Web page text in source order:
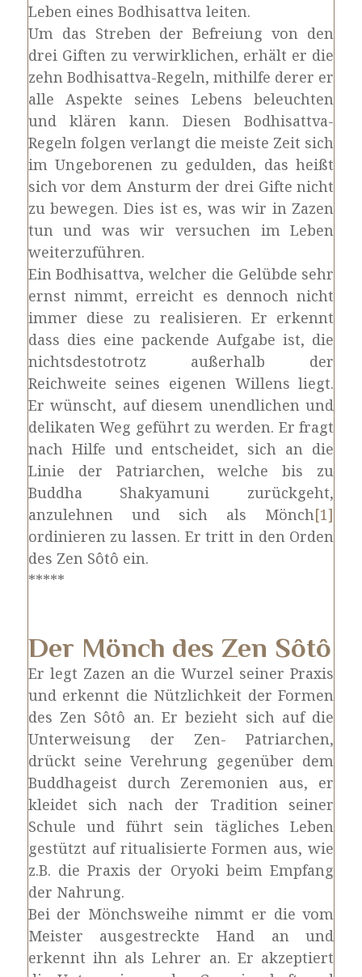
Leben eines Bodhisattva leiten.
Um das Streben der Befreiung von den
drei Giften zu verwirklichen, erhält er die
zehn Bodhisattva-Regeln, mithilfe derer er
alle Aspekte seines Lebens beleuchten
und klären kann. Diesen Bodhisattva-
Regeln folgen verlangt die meiste Zeit sich
im Ungeborenen zu gedulden, das heißt
sich vor dem Ansturm der drei Gifte nicht
zu bewegen. Dies ist es, was wir in Zazen
tun und was wir versuchen im Leben
weiterzuführen.
Ein Bodhisattva, welcher die Gelübde sehr
ernst nimmt, erreicht es dennoch nicht
immer diese zu realisieren. Er erkennt
dass dies eine packende Aufgabe ist, die
nichtsdestotrotz außerhalb der
Reichweite seines eigenen Willens liegt.
Er wünscht, auf diesem unendlichen und
delikaten Weg geführt zu werden. Er fragt
nach Hilfe und entscheidet, sich an die
Linie der Patriarchen, welche bis zu
Buddha Shakyamuni zurückgeht,
anzulehnen und sich als Mönch[1]
ordinieren zu lassen. Er tritt in den Orden
des Zen Sôtô ein.
*****
Der Mönch des Zen Sôtô
Er legt Zazen an die Wurzel seiner Praxis
und erkennt die Nützlichkeit der Formen
des Zen Sôtô an. Er bezieht sich auf die
Unterweisung der Zen- Patriarchen,
drückt seine Verehrung gegenüber dem
Buddhageist durch Zeremonien aus, er
kleidet sich nach der Tradition seiner
Schule und führt sein tägliches Leben
gestützt auf ritualisierte Formen aus, wie
z.B. die Praxis der Oryoki beim Empfang
der Nahrung.
Bei der Mönchsweihe nimmt er die vom
Meister ausgestreckte Hand an und
erkennt ihn als Lehrer an. Er akzeptiert